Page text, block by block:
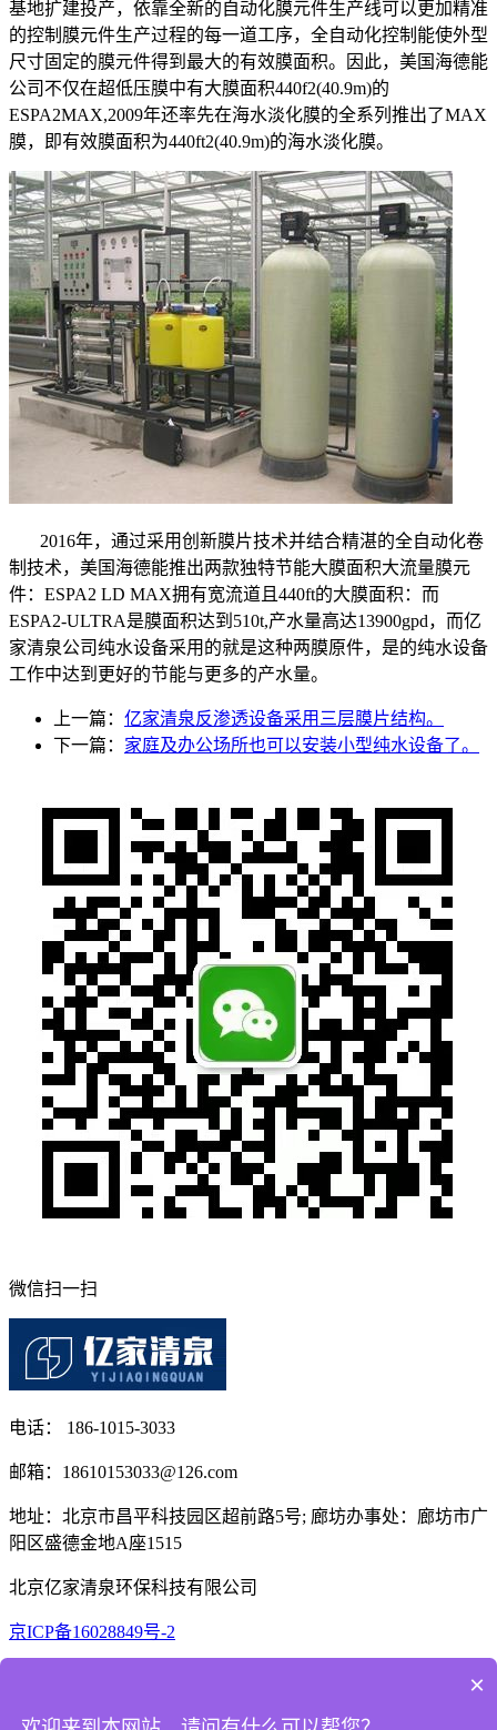
基地扩建投产，依靠全新的自动化膜元件生产线可以更加精准
的控制膜元件生产过程的每一道工序，全自动化控制能使外型
尺寸固定的膜元件得到最大的有效膜面积。因此，美国海德能
公司不仅在超低压膜中有大膜面积440f2(40.9m)的
ESPA2MAX,2009年还率先在海水淡化膜的全系列推出了MAX
膜，即有效膜面积为440ft2(40.9m)的海水淡化膜。
2016年，通过采用创新膜片技术并结合精湛的全自动化卷
制技术，美国海德能推出两款独特节能大膜面积大流量膜元
件：ESPA2 LD MAX拥有宽流道且440ft的大膜面积：而
ESPA2-ULTRA是膜面积达到510t,产水量高达13900gpd，而亿
家清泉公司纯水设备采用的就是这种两膜原件，是的纯水设备
工作中达到更好的节能与更多的产水量。
上一篇： 亿家清泉反渗透设备采用三层膜片结构。
下一篇： 家庭及办公场所也可以安装小型纯水设备了。
微信扫一扫
电话： 186-1015-3033
邮箱：18610153033@126.com
地址：北京市昌平科技园区超前路5号; 廊坊办事处：廊坊市广
阳区盛德金地A座1515
北京亿家清泉环保科技有限公司
京ICP备16028849号-2
在线留言 |
×